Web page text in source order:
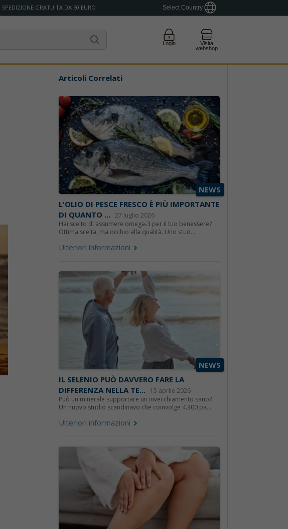
SPEDIZIONE GRATUITA DA 50 EURO Select Country
Login
Visita
webshop
Articoli Correlati
NEWS
L'OLIO DI PESCE FRESCO È PIÙ IMPORTANTE
DI QUANTO ... 27 luglio 2026
Hai scelto di assumere omega-3 per il tuo benessere?
Ottima scelta, ma occhio alla qualità. Uno stud...
Ulteriori informazioni
NEWS
IL SELENIO PUÒ DAVVERO FARE LA
DIFFERENZA NELLA TE...
15 aprile 2026
Può un minerale supportare un invecchiamento sano?
Un nuovo studio scandinavo che coinvolge 4.300 pa...
Ulteriori informazioni